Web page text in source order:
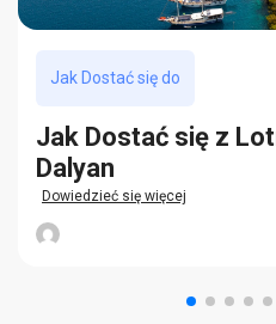
Jak Dostać się do
Jak Dostać się z
Dalyan
Dowiedzieć się więcej